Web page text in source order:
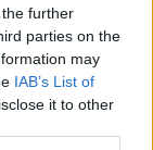
further
parties on the
may
IAB’s List of
it to other